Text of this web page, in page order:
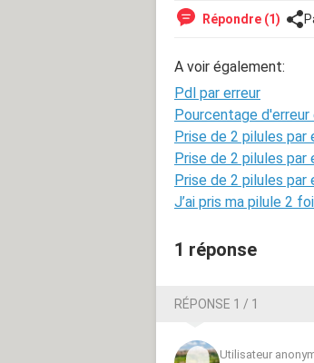
Répondre (1)
A voir également:
Pdl par erreur
Pourcentage d'erreur
Prise de 2 pilules
Prise de 2 pilules par
Prise de 2 pilules par
J’ai pris ma pilule 2
1 réponse
RÉPONSE 1 / 1
Utilisateur